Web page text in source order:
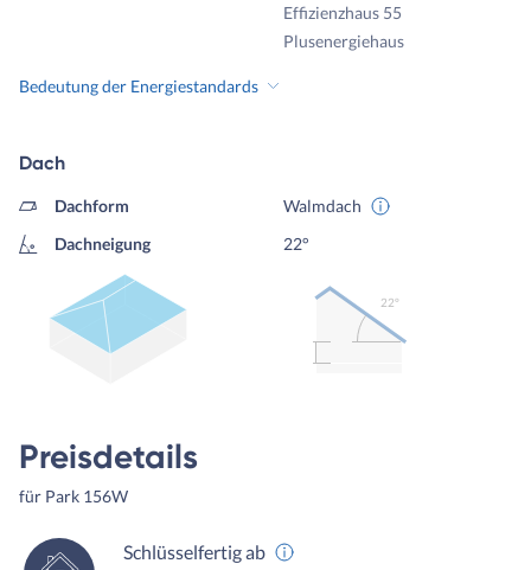
Effizienzhaus 55
Plusenergiehaus
Bedeutung der Energiestandards
Dach
Dachform
Walmdach
Dachneigung
22°
22º
Preisdetails
für Park 156W
Schlüsselfertig ab